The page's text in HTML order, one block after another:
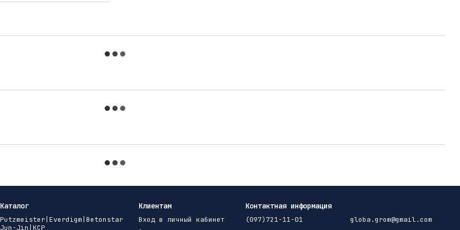
Каталог
Putzmeister|Everdigm|Betonstar
Jun-Jin|KCP
Клиентам
Вход в личный кабинет
Контактная информация
(097)721-11-01
globa.grom@gmail.com